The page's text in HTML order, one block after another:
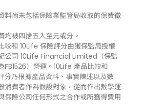
料尚未包括保險業監管局收取的保費徵
均被四捨五入至元或分。
較和 10Life 保險評分由獲保監局授權
公司 10Life Financial Limited（保監
FB1526）營運。10Life 產品比較和
分乃根據產品資料、事實陳述以及數
消費者作為假設對象，從而作出數學運
保險公司任何形式之合作或所獲得費用